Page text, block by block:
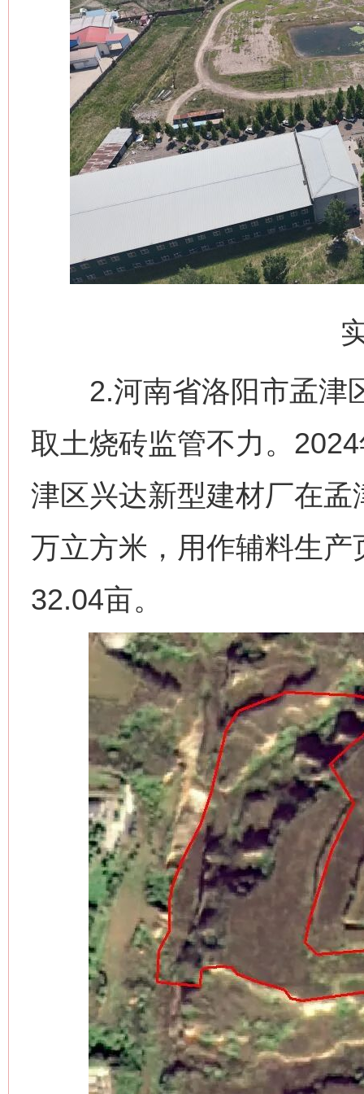
2.河南省洛阳市孟津
取土烧砖监管不力。
津区兴达新型建材厂在
万立方米，用作辅料生
32.04亩。